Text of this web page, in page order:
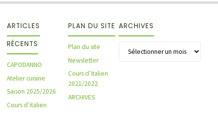
ARTICLES
RÉCENTS
CAPODANNO
Atelier cuisine
Saison 2025/2026
Cours d’italien
PLAN DU SITE
Plan du site
Newsletter
Cours d’italien
2021/2022
ARCHIVES
ARCHIVES